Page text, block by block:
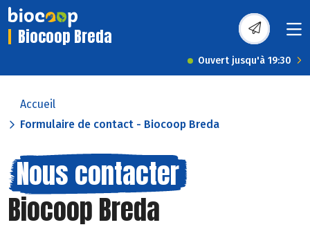
Biocoop Breda
Ouvert jusqu'à 19:30
Accueil
Formulaire de contact - Biocoop Breda
Nous contacter
Biocoop Breda